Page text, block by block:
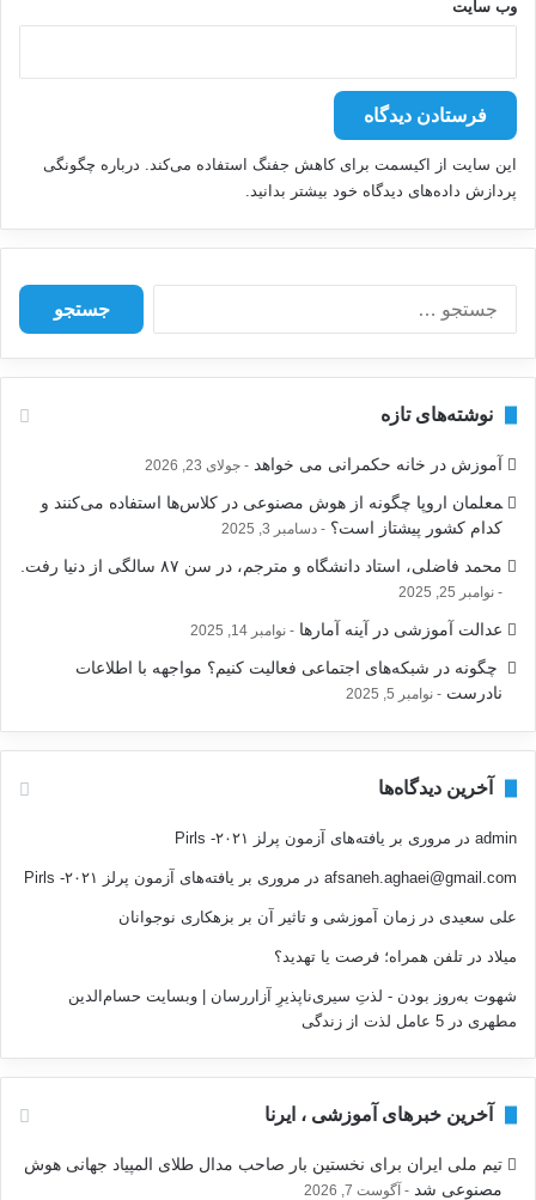
وب‌ سایت
این سایت از اکیسمت برای کاهش جفنگ استفاده می‌کند. درباره چگونگی
پردازش داده‌های دیدگاه خود بیشتر بدانید.
س
ا
ی
نوشته‌های تازه
آموزش در خانه حکمرانی می خواهد جولای 23, 2026
‍معلمان اروپا چگونه از هوش مصنوعی در کلاس‌ها استفاده می‌کنند و
کدام کشور پیشتاز است؟
دسامبر 3, 2025
محمد فاضلی، استاد دانشگاه و مترجم، در سن ۸۷ سالگی از دنیا رفت.
نوامبر 25, 2025
عدالت آموزشی در آینه آمارها نوامبر 14, 2025
‍ چگونه در شبکه‌های اجتماعی فعالیت کنیم؟ مواجهه با اطلاعات
نادرست
نوامبر 5, 2025
آخرین دیدگاه‌ها
admin در مروری بر یافته‌های آزمون پرلز ۲۰۲۱- Pirls
afsaneh.aghaei@gmail.com در مروری بر یافته‌های آزمون پرلز ۲۰۲۱- Pirls
علی سعیدی در زمان آموزشی و تاثیر آن بر بزهکاری نوجوانان
میلاد در تلفن همراه؛ فرصت يا تهديد؟
شهوت به‌روز بودن - لذتِ سیری‌ناپذیرِ آزاررسان | وبسایت حسام‌الدین
مطهری در 5 عامل لذت از زندگی
آخرین خبرهای آموزشی ، ایرنا
تیم ملی ایران برای نخستین بار صاحب مدال طلای المپیاد جهانی هوش
مصنوعی شد
آگوست 7, 2026